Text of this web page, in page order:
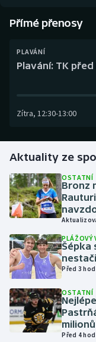
Box
Curling
Golf
Gymnastika
Házená
Jezdectví
Judo
Krasobruslení
Lezení
Přímé přenosy
PLAVÁNÍ
Plavání: TK
Zítra, 12:30-13:00
Aktuality ze
OSTATNÍ
Bronz
PLÁŽOVÝ
Šépka
Před 3 hod
OSTATNÍ
milionů
Před 4 hod